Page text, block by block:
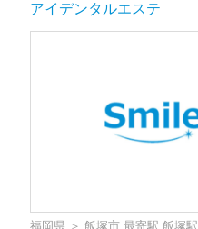
アイデンタルエステ
福岡県 ＞ 飯塚市 最寄駅 飯塚駅